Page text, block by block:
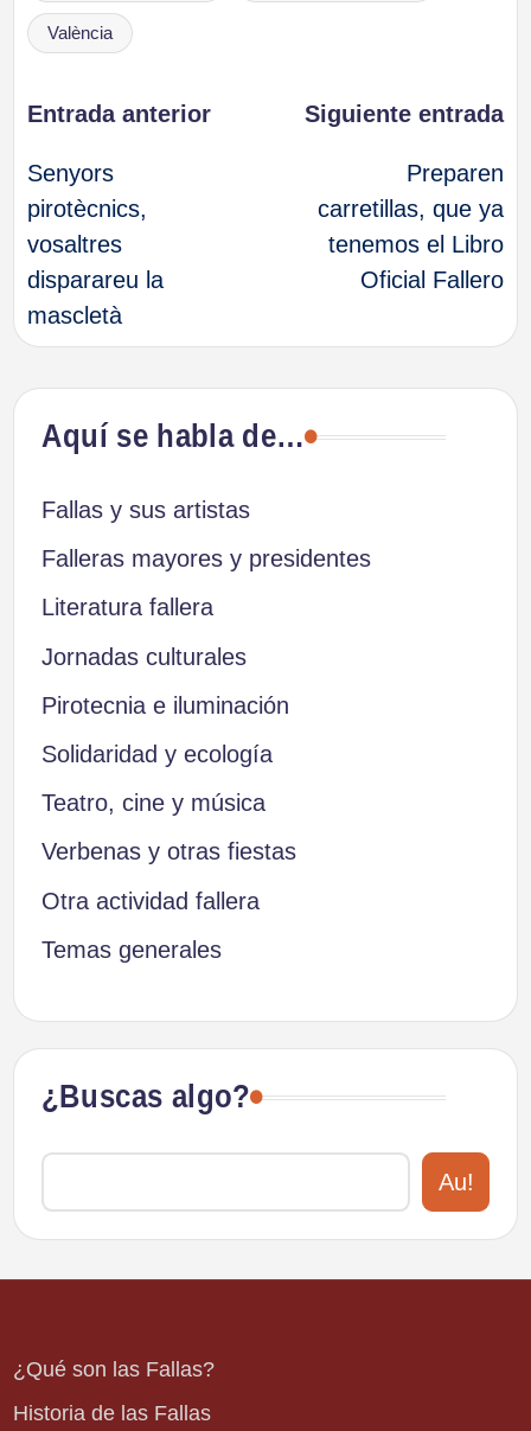
València
Navegación
de
entradas
Entrada anterior
Senyors
pirotècnics,
vosaltres
disparareu la
mascletà
Siguiente entrada
Preparen
carretillas, que ya
tenemos el Libro
Oficial Fallero
Aquí se habla de…
Fallas y sus artistas
Falleras mayores y presidentes
Literatura fallera
Jornadas culturales
Pirotecnia e iluminación
Solidaridad y ecología
Teatro, cine y música
Verbenas y otras fiestas
Otra actividad fallera
Temas generales
¿Buscas algo?
Au!
¿Qué son las Fallas?
Historia de las Fallas